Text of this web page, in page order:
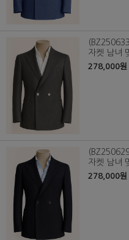
자켓 남녀
278,000원
자켓 남녀
278,000원